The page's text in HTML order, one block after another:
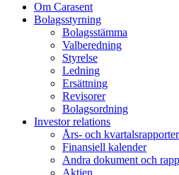
Om Carasent
Bolagsstyrning
Bolagsstämma
Valberedning
Styrelse
Ledning
Ersättning
Revisorer
Bolagsordning
Investor relations
Års- och kvartalsrapporter
Finansiell kalender
Andra dokument och
Aktien